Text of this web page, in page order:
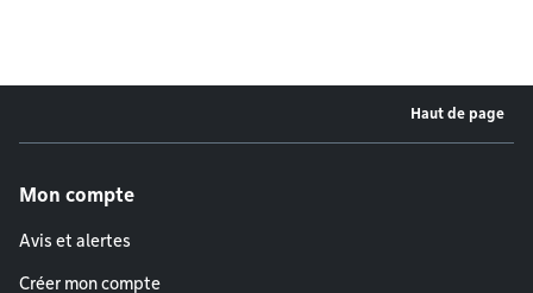
Haut de page
Mon compte
Avis et alertes
Créer mon compte